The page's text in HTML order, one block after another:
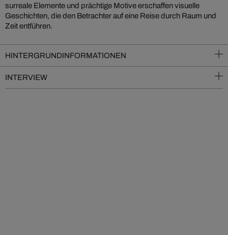
surreale Elemente und prächtige Motive erschaffen visuelle
Geschichten, die den Betrachter auf eine Reise durch Raum und
Zeit entführen.
HINTERGRUNDINFORMATIONEN
INTERVIEW